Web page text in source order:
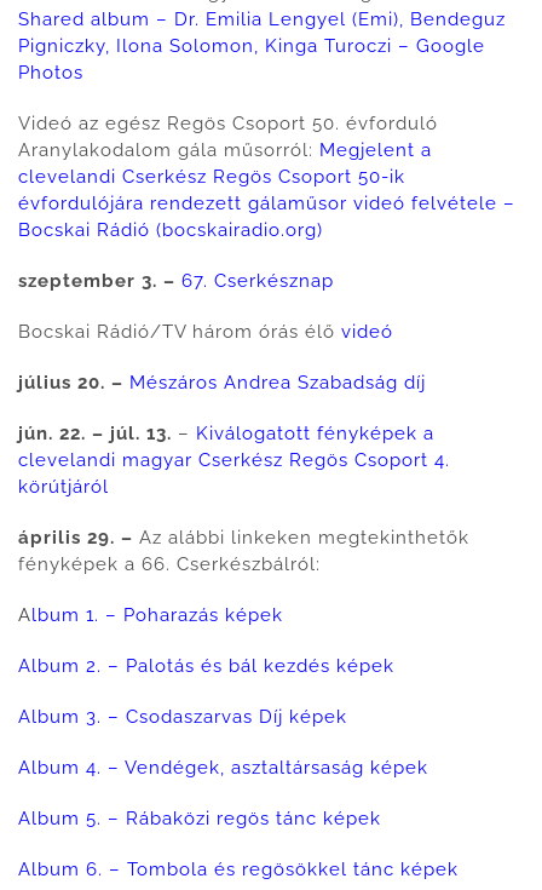
Shared album – Dr. Emilia Lengyel (Emi), Bendeguz
Pigniczky, Ilona Solomon, Kinga Turoczi – Google
Photos
Videó az egész Regös Csoport 50. évforduló
Aranylakodalom gála műsorról: Megjelent a
clevelandi Cserkész Regös Csoport 50-ik
évfordulójára rendezett gálaműsor videó felvétele –
Bocskai Rádió (bocskairadio.org)
szeptember 3. – 67. Cserkésznap
Bocskai Rádió/TV három órás élő videó
július 20. – Mészáros Andrea Szabadság díj
jún. 22. – júl. 13. – Kiválogatott fényképek a
clevelandi magyar Cserkész Regös Csoport 4.
körútjáról
április 29. – Az alábbi linkeken megtekinthetők
fényképek a 66. Cserkészbálról:
Album 1. – Poharazás képek
Album 2. – Palotás és bál kezdés képek
Album 3. – Csodaszarvas Díj képek
Album 4. – Vendégek, asztaltársaság képek
Album 5. – Rábaközi regös tánc képek
Album 6. – Tombola és regösökkel tánc képek